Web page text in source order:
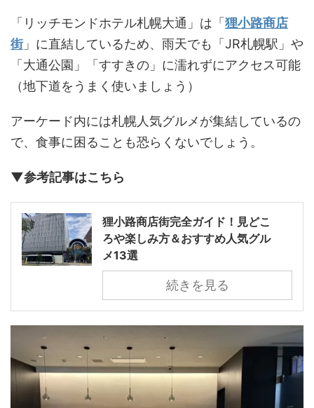
「リッチモンドホテル札幌大通」は「狸小路商店
街」に直結しているため、雨天でも「JR札幌駅」や
「大通公園」「すすきの」に濡れずにアクセス可能
（地下道をうまく使いましょう）
アーケード内には札幌人気グルメが集結しているの
で、食事に困ることも恐らくないでしょう。
▼参考記事はこちら
狸小路商店街完全ガイド！見どこ
ろや楽しみ方＆おすすめ人気グル
メ13選
続きを見る